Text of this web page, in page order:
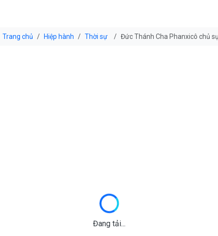
Trang chủ Hiệp hành Thời sự Đức Thánh Cha Phanxicô chủ
Đang tải...